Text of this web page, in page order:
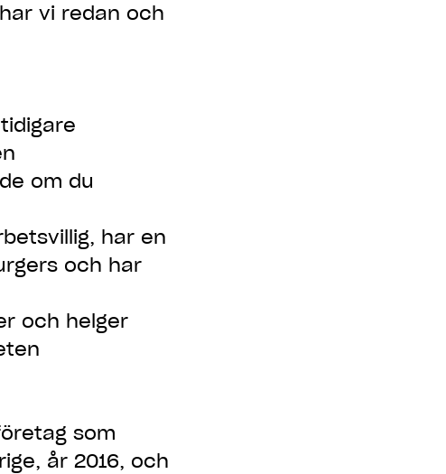
vi redan och
om du
har en
och har
och helger
som
år 2016, och